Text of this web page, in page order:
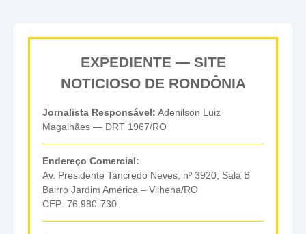
EXPEDIENTE — SITE
NOTICIOSO DE RONDÔNIA
Jornalista Responsável: Adenilson Luiz
Magalhães — DRT 1967/RO
Endereço Comercial:
Av. Presidente Tancredo Neves, nº 3920, Sala B
Bairro Jardim América – Vilhena/RO
CEP: 76.980-730